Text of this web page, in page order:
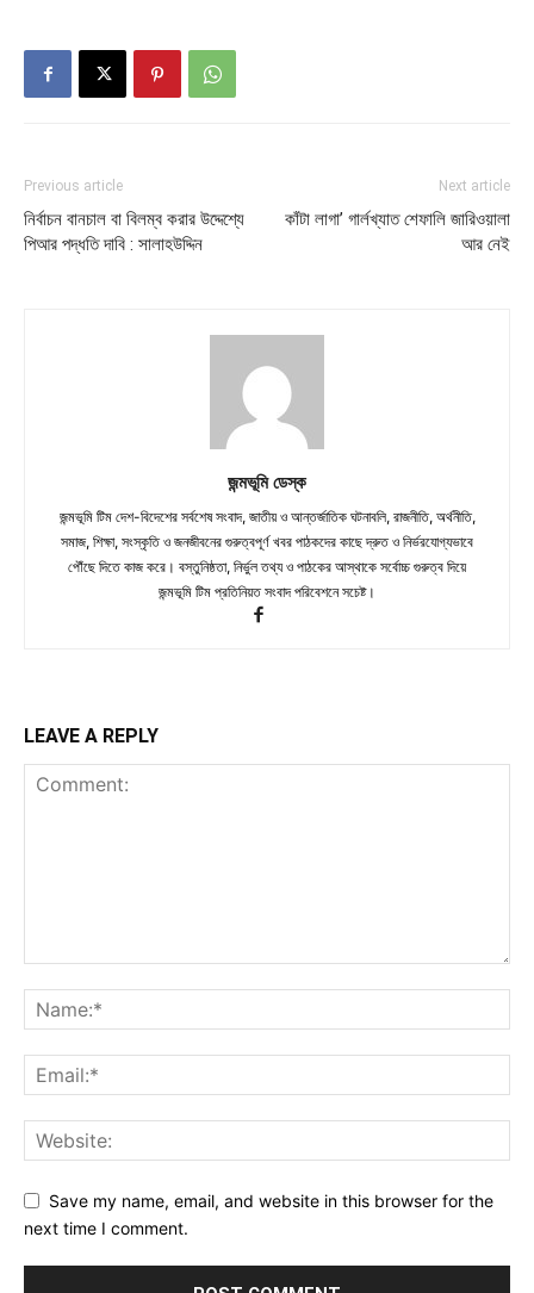
Previous article
নির্বাচন বানচাল বা বিলম্ব করার উদ্দেশ্যে
পিআর পদ্ধতি দাবি : সালাহউদ্দিন
Next article
কাঁটা লাগা’ গার্লখ্যাত শেফালি জারিওয়ালা
আর নেই
জন্মভূমি ডেস্ক
জন্মভূমি টিম দেশ-বিদেশের সর্বশেষ সংবাদ, জাতীয় ও আন্তর্জাতিক ঘটনাবলি, রাজনীতি, অর্থনীতি,
সমাজ, শিক্ষা, সংস্কৃতি ও জনজীবনের গুরুত্বপূর্ণ খবর পাঠকদের কাছে দ্রুত ও নির্ভরযোগ্যভাবে
পৌঁছে দিতে কাজ করে। বস্তুনিষ্ঠতা, নির্ভুল তথ্য ও পাঠকের আস্থাকে সর্বোচ্চ গুরুত্ব দিয়ে
জন্মভূমি টিম প্রতিনিয়ত সংবাদ পরিবেশনে সচেষ্ট।
LEAVE A REPLY
Save my name, email, and website in this browser for the
next time I comment.